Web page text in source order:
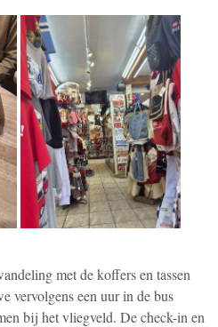
met de koffers en tassen
vervolgens een uur in de bus
bij het vliegveld. De check-in en